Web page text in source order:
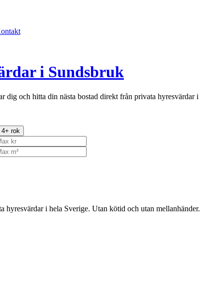
i Sundsbruk
dig och hitta din nästa bostad direkt från privata hyresvärdar i
4+ rok
hyresvärdar i hela Sverige. Utan kötid och utan mellanhänder.